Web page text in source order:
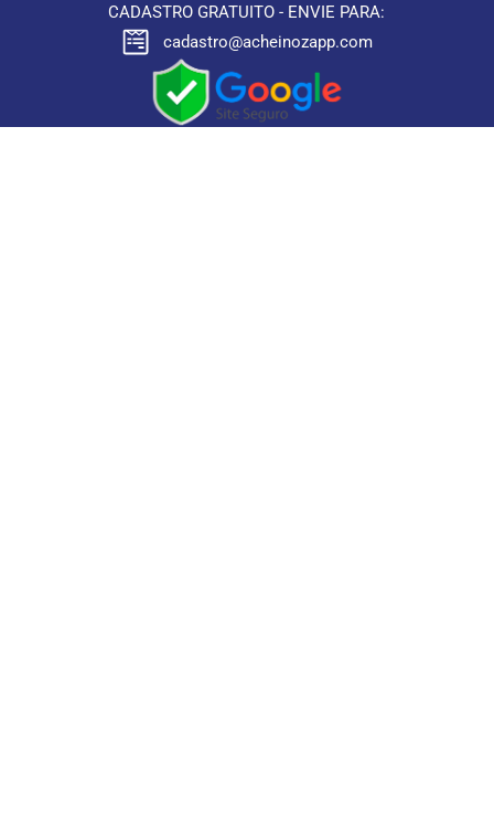
CADASTRO GRATUITO - ENVIE PARA:
cadastro@acheinozapp.com